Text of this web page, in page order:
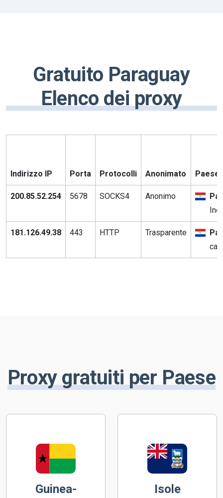
Gratuito Paraguay
Elenco dei proxy
Indirizzo IP Porta Protocolli Anonimato Paese
200.85.52.254 5678 SOCKS4 Anonimo
181.126.49.38 443 HTTP Trasparente
Proxy gratuiti per Paese
Guinea-
Isole